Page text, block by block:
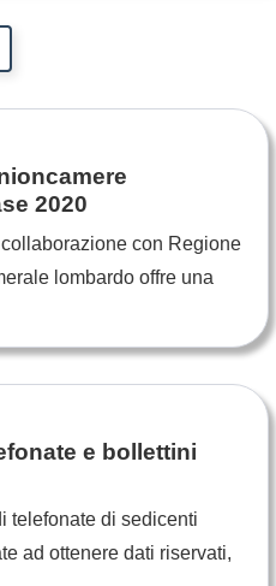
2020
con Regione
lombardo offre una
e bollettini
telefonate di sedicenti
ad ottenere dati riservati,